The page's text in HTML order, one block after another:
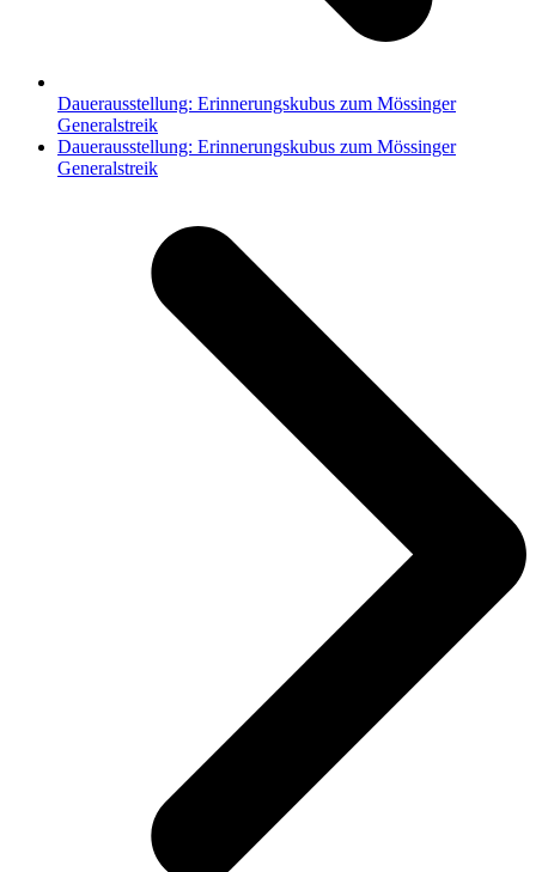
Dauerausstellung: Erinnerungskubus zum Mössinger
Generalstreik
Nächster
Beitrag:
Dauerausstellung: Erinnerungskubus zum Mössinger
Generalstreik